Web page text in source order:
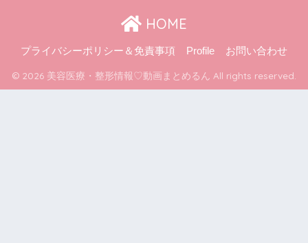
HOME
プライバシーポリシー＆免責事項 Profile お問い合わせ
© 2026 美容医療・整形情報♡動画まとめるん All rights reserved.